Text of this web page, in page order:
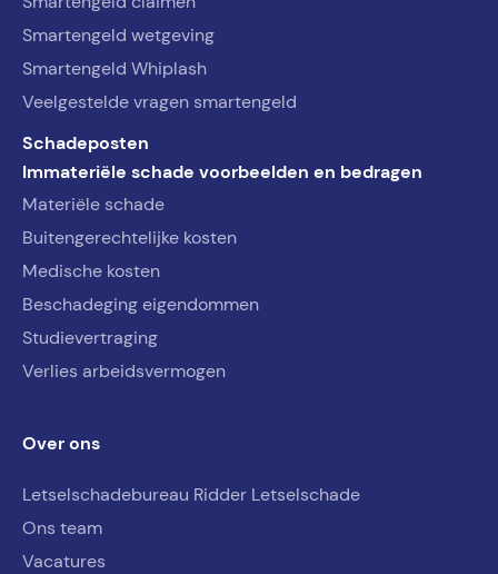
Smartengeld wetgeving
Smartengeld Whiplash
Veelgestelde vragen smartengeld
Schadeposten
Immateriële schade voorbeelden en bedragen
Materiële schade
Buitengerechtelijke kosten
Medische kosten
Beschadeging eigendommen
Studievertraging
Verlies arbeidsvermogen
Over ons
Letselschadebureau Ridder Letselschade
Ons team
Vacatures